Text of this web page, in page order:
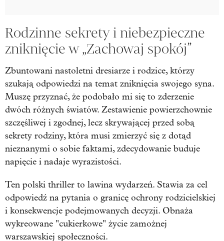
Rodzinne sekrety i niebezpieczne
zniknięcie w „Zachowaj spokój”
Zbuntowani nastoletni dresiarze i rodzice, którzy
szukają odpowiedzi na temat zniknięcia swojego syna.
Muszę przyznać, że podobało mi się to zderzenie
dwóch różnych światów. Zestawienie powierzchownie
szczęśliwej i zgodnej, lecz skrywającej przed sobą
sekrety rodziny, która musi zmierzyć się z dotąd
nieznanymi o sobie faktami, zdecydowanie buduje
napięcie i nadaje wyrazistości.
Ten polski thriller to lawina wydarzeń. Stawia za cel
odpowiedź na pytania o granicę ochrony rodzicielskiej
i konsekwencje podejmowanych decyzji. Obnaża
wykreowane "cukierkowe" życie zamożnej
warszawskiej społeczności.